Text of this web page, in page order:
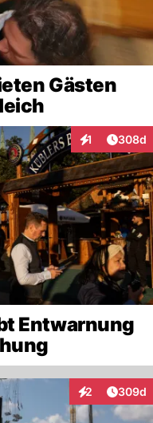
Gästen
1
Interaktionen
308d
Entwarnung
2
Interaktionen
309d